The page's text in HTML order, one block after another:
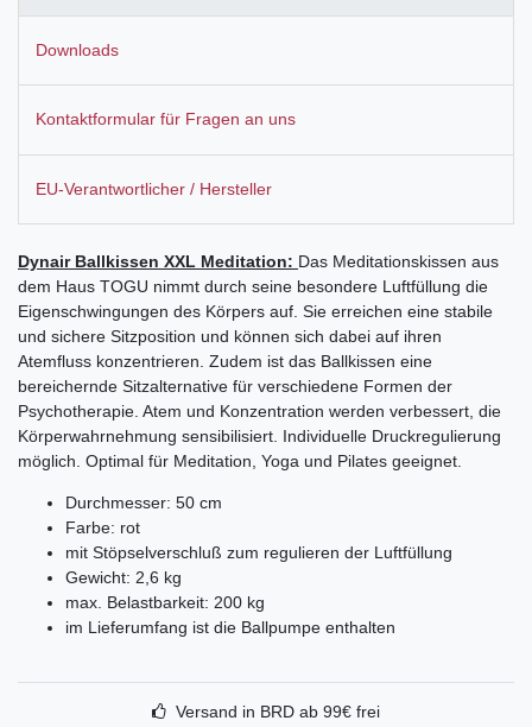
Downloads
Kontaktformular für Fragen an uns
EU-Verantwortlicher / Hersteller
Dynair Ballkissen XXL Meditation: Das Meditationskissen aus
dem Haus TOGU nimmt durch seine besondere Luftfüllung die
Eigenschwingungen des Körpers auf. Sie erreichen eine stabile
und sichere Sitzposition und können sich dabei auf ihren
Atemfluss konzentrieren. Zudem ist das Ballkissen eine
bereichernde Sitzalternative für verschiedene Formen der
Psychotherapie. Atem und Konzentration werden verbessert, die
Körperwahrnehmung sensibilisiert. Individuelle Druckregulierung
möglich. Optimal für Meditation, Yoga und Pilates geeignet.
Durchmesser: 50 cm
Farbe: rot
mit Stöpselverschluß zum regulieren der Luftfüllung
Gewicht: 2,6 kg
max. Belastbarkeit: 200 kg
im Lieferumfang ist die Ballpumpe enthalten
Versand in BRD ab 99€ frei